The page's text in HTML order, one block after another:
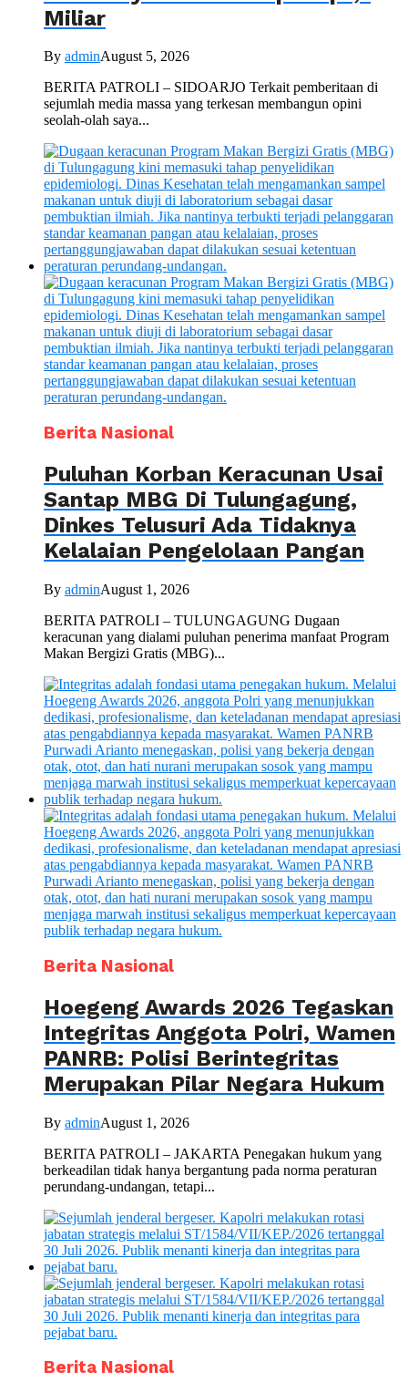
Miliar
By adminAugust 5, 2026
BERITA PATROLI – SIDOARJO Terkait pemberitaan di
sejumlah media massa yang terkesan membangun opini
seolah-olah saya...
Berita Nasional
Puluhan Korban Keracunan Usai
Santap MBG Di Tulungagung,
Dinkes Telusuri Ada Tidaknya
Kelalaian Pengelolaan Pangan
By adminAugust 1, 2026
BERITA PATROLI – TULUNGAGUNG Dugaan
keracunan yang dialami puluhan penerima manfaat Program
Makan Bergizi Gratis (MBG)...
Berita Nasional
Hoegeng Awards 2026 Tegaskan
Integritas Anggota Polri, Wamen
PANRB: Polisi Berintegritas
Merupakan Pilar Negara Hukum
By adminAugust 1, 2026
BERITA PATROLI – JAKARTA Penegakan hukum yang
berkeadilan tidak hanya bergantung pada norma peraturan
perundang-undangan, tetapi...
Berita Nasional